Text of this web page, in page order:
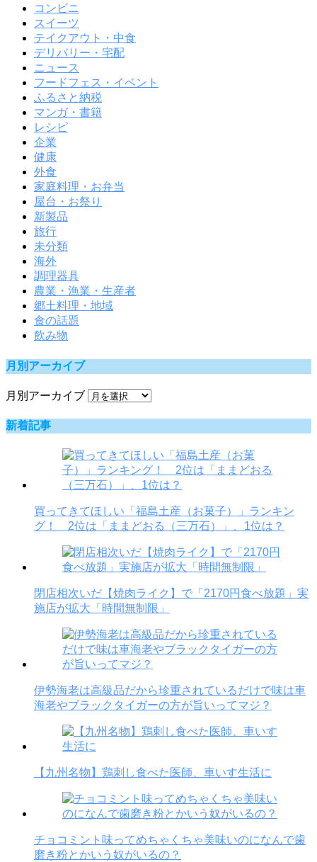
コンビニ
スイーツ
テイクアウト・中食
デリバリー・宅配
ニュース
フードフェス・イベント
ふるさと納税
マンガ・書籍
レシピ
企業
健康
外食
家庭料理・お弁当
屋台・お祭り
新製品
旅行
未分類
海外
調理器具
農業・漁業・生産者
郷土料理・地域
食の話題
飲み物
月別アーカイブ
月別アーカイブ
新着記事
買ってきてほしい「福島土産（お菓子）」ランキン
グ！ 2位は「ままどおる（三万石）」、1位は？
閉店相次いだ【焼肉ライク】で「2170円食べ放題」実
施店が拡大「時間無制限」
伊勢海老は高級品だから珍重されているだけで味は車
海老やブラックタイガーの方が旨いってマジ？
【九州名物】鶏刺し食べた医師、車いす生活に
チョコミント味ってめちゃくちゃ美味いのになんで歯
磨き粉とかいう奴がいるの？